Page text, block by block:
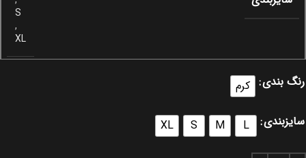
S
,
XL
رنگ بندی کرم
سایزبندی L
M
S
XL